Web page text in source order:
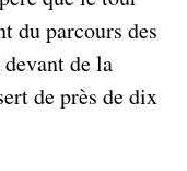
du parcours des
de la
de près de dix